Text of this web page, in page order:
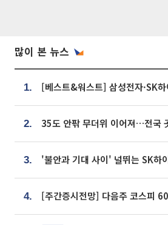
많이 본 뉴스
1.
2.
3.
4.